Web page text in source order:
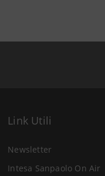
Link Utili
Newsletter
Intesa Sanpaolo On Air